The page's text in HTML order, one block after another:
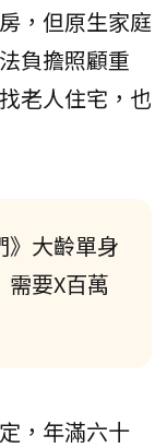
，但原生家庭
負擔照顧重
老人住宅，也
》大齡單身
要X百萬
，年滿六十